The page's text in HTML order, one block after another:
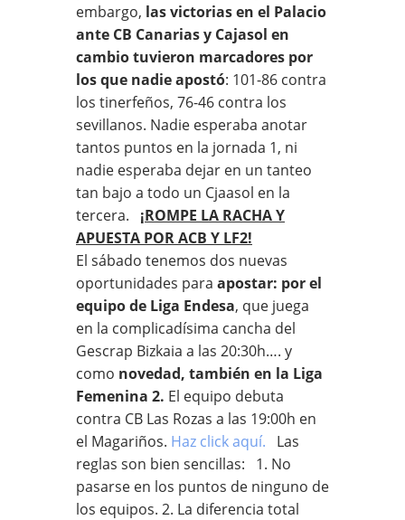
embargo, las victorias en el Palacio
ante CB Canarias y Cajasol en
cambio tuvieron marcadores por
los que nadie apostó: 101-86 contra
los tinerfeños, 76-46 contra los
sevillanos. Nadie esperaba anotar
tantos puntos en la jornada 1, ni
nadie esperaba dejar en un tanteo
tan bajo a todo un Cjaasol en la
tercera. ¡ROMPE LA RACHA Y
APUESTA POR ACB Y LF2!
El sábado tenemos dos nuevas
oportunidades para apostar: por el
equipo de Liga Endesa, que juega
en la complicadísima cancha del
Gescrap Bizkaia a las 20:30h…. y
como novedad, también en la Liga
Femenina 2. El equipo debuta
contra CB Las Rozas a las 19:00h en
el Magariños. Haz click aquí.
Las
reglas son bien sencillas: 1. No
pasarse en los puntos de ninguno de
los equipos. 2. La diferencia total